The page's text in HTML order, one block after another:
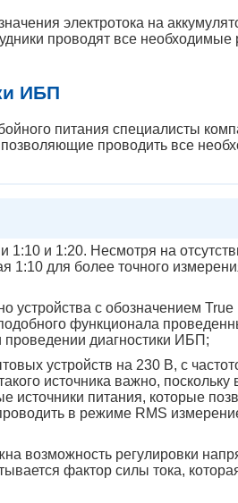
электротока на
проводят все
ИБП
питания специалисты
проводить все
и 1:20. Несмотря на
для более точного
с обозначением
функционала
проведении диагностики ИБП;
устройств на 230 В, с
источника важно,
питания, которые
в режиме RMS
возможность регулировки
фактор силы тока,